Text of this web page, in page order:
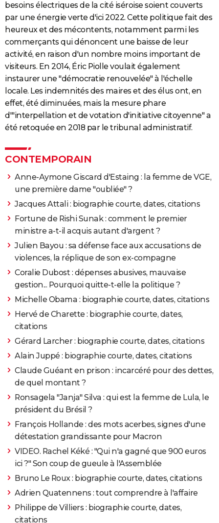
besoins électriques de la cité iséroise soient couverts
par une énergie verte d'ici 2022. Cette politique fait des
heureux et des mécontents, notamment parmi les
commerçants qui dénoncent une baisse de leur
activité, en raison d'un nombre moins important de
visiteurs. En 2014, Éric Piolle voulait également
instaurer une "démocratie renouvelée" à l'échelle
locale. Les indemnités des maires et des élus ont, en
effet, été diminuées, mais la mesure phare
d'"interpellation et de votation d'initiative citoyenne" a
été retoquée en 2018 par le tribunal administratif.
CONTEMPORAIN
Anne-Aymone Giscard d'Estaing : la femme de VGE,
une première dame "oubliée" ?
Jacques Attali : biographie courte, dates, citations
Fortune de Rishi Sunak : comment le premier
ministre a-t-il acquis autant d'argent ?
Julien Bayou : sa défense face aux accusations de
violences, la réplique de son ex-compagne
Coralie Dubost : dépenses abusives, mauvaise
gestion... Pourquoi quitte-t-elle la politique ?
Michelle Obama : biographie courte, dates, citations
Hervé de Charette : biographie courte, dates,
citations
Gérard Larcher : biographie courte, dates, citations
Alain Juppé : biographie courte, dates, citations
Claude Guéant en prison : incarcéré pour des dettes,
de quel montant ?
Ronsagela "Janja" Silva : qui est la femme de Lula, le
président du Brésil ?
François Hollande : des mots acerbes, signes d'une
détestation grandissante pour Macron
VIDEO. Rachel Kéké : "Qui n'a gagné que 900 euros
ici ?" Son coup de gueule à l'Assemblée
Bruno Le Roux : biographie courte, dates, citations
Adrien Quatennens : tout comprendre à l'affaire
Philippe de Villiers : biographie courte, dates,
citations